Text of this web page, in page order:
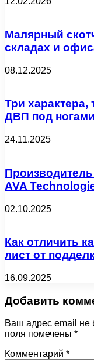
Малярный
складах и
08.12.2025
Три
ДВП под ногами
24.11.2025
AVA
02.10.2025
Как отличить
лист от
16.09.2025
Добавить
Ваш адрес email не
поля помечены *
Комментарий *